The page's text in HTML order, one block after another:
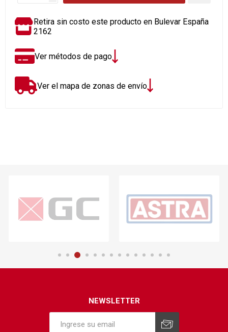
Retira sin costo este producto en Bulevar España
2162
Ver métodos de pago
Ver el mapa de zonas de envío
NEWSLETTER